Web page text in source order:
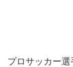
プロサッカー